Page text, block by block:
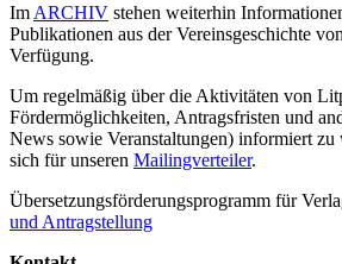
Im ARCHIV stehen weiterhin
Publikationen aus der Vereinsgeschichte
Verfügung.
Um regelmäßig über die Aktivitäten von
Fördermöglichkeiten, Antragsfristen und
News sowie Veranstaltungen) informiert zu
sich für unseren Mailingverteiler.
Übersetzungsförderungsprogramm für
und Antragstellung